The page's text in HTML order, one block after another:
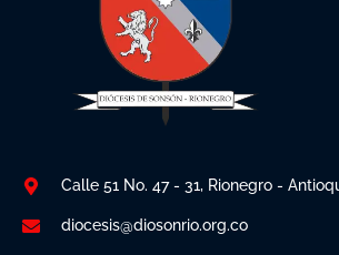
Calle 51 No. 47 - 31, Rionegro -
diocesis@diosonrio.org.co